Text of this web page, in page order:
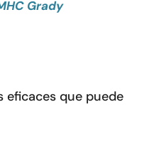
Grady
eficaces que puede